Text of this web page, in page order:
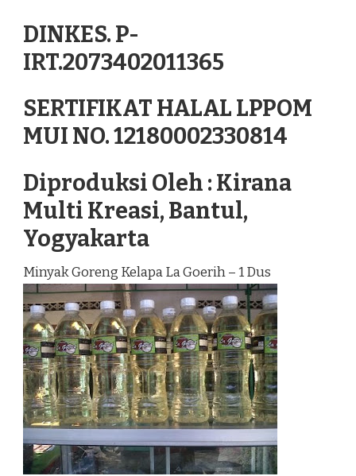
DINKES. P-
IRT.2073402011365
SERTIFIKAT HALAL LPPOM
MUI NO. 12180002330814
Diproduksi Oleh : Kirana
Multi Kreasi, Bantul,
Yogyakarta
Minyak Goreng Kelapa La Goerih – 1 Dus